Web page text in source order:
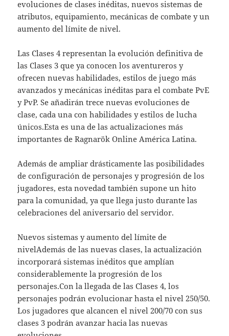
evoluciones de clases inéditas, nuevos sistemas de
atributos, equipamiento, mecánicas de combate y un
aumento del límite de nivel.
Las Clases 4 representan la evolución definitiva de
las Clases 3 que ya conocen los aventureros y
ofrecen nuevas habilidades, estilos de juego más
avanzados y mecánicas inéditas para el combate PvE
y PvP. Se añadirán trece nuevas evoluciones de
clase, cada una con habilidades y estilos de lucha
únicos.Esta es una de las actualizaciones más
importantes de Ragnarök Online América Latina.
Además de ampliar drásticamente las posibilidades
de configuración de personajes y progresión de los
jugadores, esta novedad también supone un hito
para la comunidad, ya que llega justo durante las
celebraciones del aniversario del servidor.
Nuevos sistemas y aumento del límite de
nivelAdemás de las nuevas clases, la actualización
incorporará sistemas inéditos que amplían
considerablemente la progresión de los
personajes.Con la llegada de las Clases 4, los
personajes podrán evolucionar hasta el nivel 250/50.
Los jugadores que alcancen el nivel 200/70 con sus
clases 3 podrán avanzar hacia las nuevas